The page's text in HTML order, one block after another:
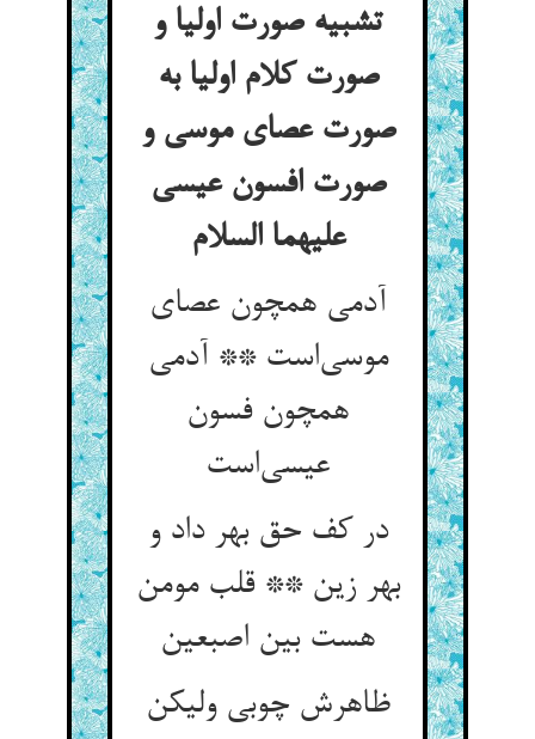
تشبیه صورت اولیا و
صورت کلام اولیا به
صورت عصای موسی و
صورت افسون عیسی
علیهما السلام
آدمی همچون عصای
موسی‌است ** آدمی
همچون فسون
عیسی‌است
در کف حق بهر داد و
بهر زین ** قلب مومن
هست بین اصبعین
ظاهرش چوبی ولیکن